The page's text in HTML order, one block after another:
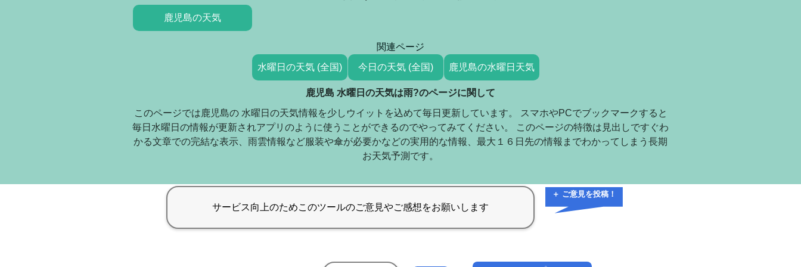
鹿児島の天気
関連ページ
水曜日の天気 (全国) 今日の天気 (全国) 鹿児島の水曜日天気
鹿児島 水曜日の天気は雨?のページに関して
このページでは鹿児島の 水曜日の天気情報を少しウイットを込めて毎日更新しています。 スマホやPCでブックマークすると
毎日水曜日の情報が更新されアプリのように使うことができるのでやってみてください。 このページの特徴は見出しですぐわ
かる文章での完結な表示、雨雲情報など服装や傘が必要かなどの実用的な情報、最大１６日先の情報までわかってしまう長期
お天気予測です。
＋ ご意見を投稿！